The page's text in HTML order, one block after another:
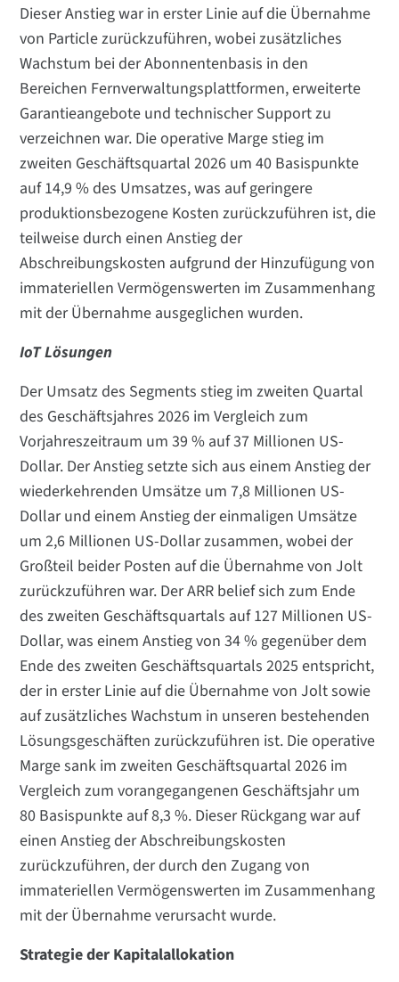
Dieser Anstieg war in erster Linie auf die Übernahme
von Particle zurückzuführen, wobei zusätzliches
Wachstum bei der Abonnentenbasis in den
Bereichen Fernverwaltungsplattformen, erweiterte
Garantieangebote und technischer Support zu
verzeichnen war. Die operative Marge stieg im
zweiten Geschäftsquartal 2026 um 40 Basispunkte
auf 14,9 % des Umsatzes, was auf geringere
produktionsbezogene Kosten zurückzuführen ist, die
teilweise durch einen Anstieg der
Abschreibungskosten aufgrund der Hinzufügung von
immateriellen Vermögenswerten im Zusammenhang
mit der Übernahme ausgeglichen wurden.
IoT Lösungen
Der Umsatz des Segments stieg im zweiten Quartal
des Geschäftsjahres 2026 im Vergleich zum
Vorjahreszeitraum um 39 % auf 37 Millionen US-
Dollar. Der Anstieg setzte sich aus einem Anstieg der
wiederkehrenden Umsätze um 7,8 Millionen US-
Dollar und einem Anstieg der einmaligen Umsätze
um 2,6 Millionen US-Dollar zusammen, wobei der
Großteil beider Posten auf die Übernahme von Jolt
zurückzuführen war. Der ARR belief sich zum Ende
des zweiten Geschäftsquartals auf 127 Millionen US-
Dollar, was einem Anstieg von 34 % gegenüber dem
Ende des zweiten Geschäftsquartals 2025 entspricht,
der in erster Linie auf die Übernahme von Jolt sowie
auf zusätzliches Wachstum in unseren bestehenden
Lösungsgeschäften zurückzuführen ist. Die operative
Marge sank im zweiten Geschäftsquartal 2026 im
Vergleich zum vorangegangenen Geschäftsjahr um
80 Basispunkte auf 8,3 %. Dieser Rückgang war auf
einen Anstieg der Abschreibungskosten
zurückzuführen, der durch den Zugang von
immateriellen Vermögenswerten im Zusammenhang
mit der Übernahme verursacht wurde.
Strategie der Kapitalallokation